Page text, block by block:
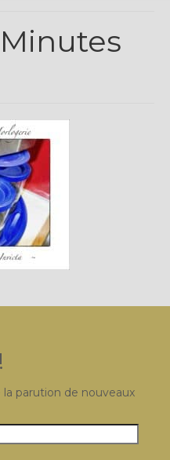
XXe siècle
parution de nouveaux